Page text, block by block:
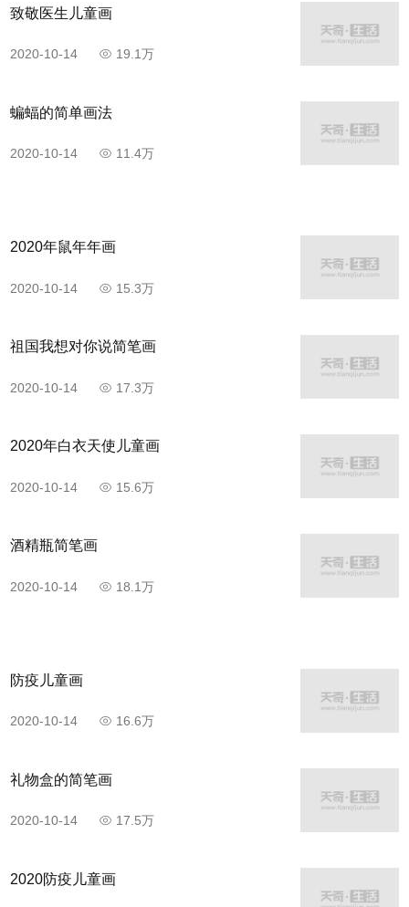
致敬医生儿童画
2020-10-14 19.1万
蝙蝠的简单画法
2020-10-14 11.4万
2020年鼠年年画
2020-10-14 15.3万
祖国我想对你说简笔画
2020-10-14 17.3万
2020年白衣天使儿童画
2020-10-14 15.6万
酒精瓶简笔画
2020-10-14 18.1万
防疫儿童画
2020-10-14 16.6万
礼物盒的简笔画
2020-10-14 17.5万
2020防疫儿童画